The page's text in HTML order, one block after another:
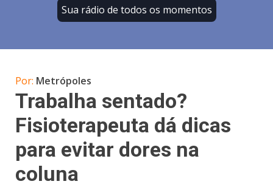
Sua rádio de todos os momentos
Por: Metrópoles
Trabalha sentado?
Fisioterapeuta dá dicas
para evitar dores na
coluna